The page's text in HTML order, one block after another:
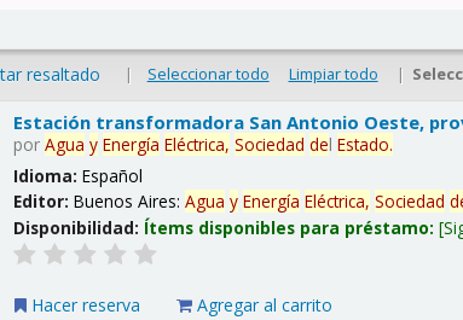
resaltado | Seleccionar todo Limpiar todo |
Estación transformadora San Antonio Oeste,
porAgua y Energía Eléctrica, Sociedad delEstado.
Idioma:Español
Editor:Buenos Aires:Agua y Energía Eléctrica, Sociedad
Disponibilidad: Ítems disponibles para préstamo:
Hacer reserva Agregar al carrito